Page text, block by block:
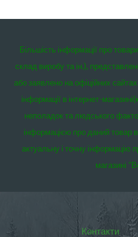
Більшість інформації про
склад виробу та ін.),
або заявлено на офіційних
інформації в інтернет-
неполадок та людського
інформацією про даний товар
актуальну і точну інформацію
магазині
Контакти